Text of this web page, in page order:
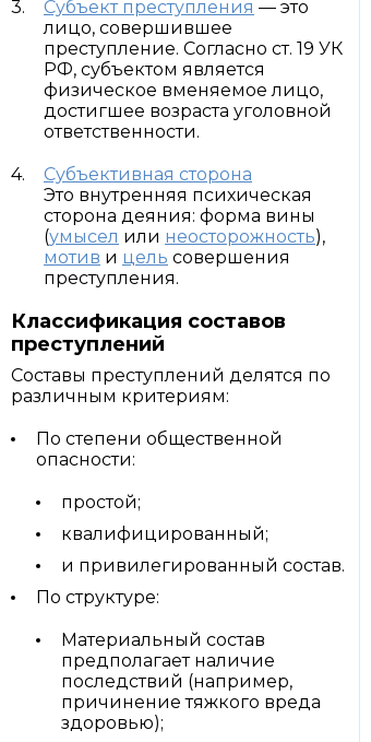
Субъект преступления — это
лицо, совершившее
преступление. Согласно ст. 19 УК
РФ, субъектом является
физическое вменяемое лицо,
достигшее возраста уголовной
ответственности.
Субъективная сторона
Это внутренняя психическая
сторона деяния: форма вины
(умысел или неосторожность),
мотив и цель совершения
преступления.
Классификация составов
преступлений
Составы преступлений делятся по
различным критериям:
По степени общественной
опасности:
простой;
квалифицированный;
и привилегированный состав.
По структуре:
Материальный состав
предполагает наличие
последствий (например,
причинение тяжкого вреда
здоровью);